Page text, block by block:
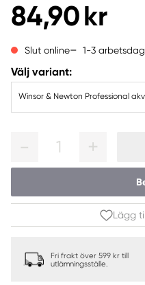
84,90 kr
Slut online 1-3
Välj variant:
1
Lägg
Fri frakt över 599 kr till
utlämningsställe.